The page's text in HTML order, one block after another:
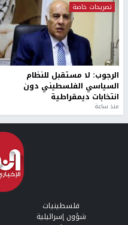
تصريحات خاصة
الرجوب: لا مستقبل للنظام
السياسي الفلسطيني دون
انتخابات ديمقراطية
منذ ساعة
فلسطينيات
شؤون إسرائيلية